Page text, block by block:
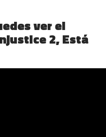
ver el
2, Está